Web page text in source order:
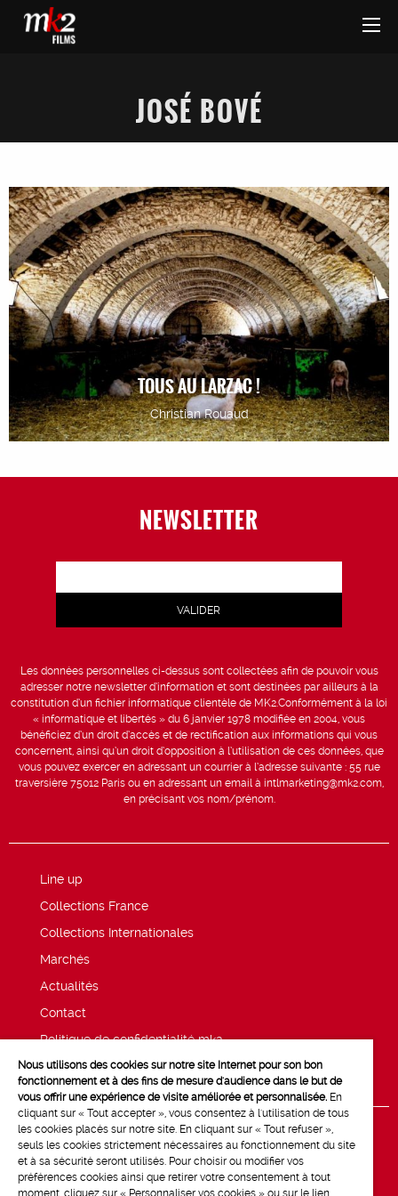
JOSÉ BOVÉ
TOUS AU LARZAC !
Christian Rouaud
NEWSLETTER
Les données personnelles ci-dessus sont collectées afin de pouvoir vous
adresser notre newsletter d’information et sont destinées par ailleurs à la
constitution d’un fichier informatique clientèle de MK2.Conformément à la loi
« informatique et libertés » du 6 janvier 1978 modifiée en 2004, vous
bénéficiez d’un droit d’accès et de rectification aux informations qui vous
concernent, ainsi qu’un droit d’opposition à l’utilisation de ces données, que
vous pouvez exercer en adressant un courrier à l’adresse suivante : 55 rue
traversière 75012 Paris ou en adressant un email à intlmarketing@mk2.com,
en précisant vos nom/prénom.
Line up
Collections France
Collections Internationales
Marchés
Actualités
Contact
Politique de confidentialité mk2
Mentions légales
Nous utilisons des cookies sur notre site Internet pour son bon
fonctionnement et à des fins de mesure d'audience dans le but de
vous offrir une expérience de visite améliorée et personnalisée. En
cliquant sur « Tout accepter », vous consentez à l'utilisation de tous
les cookies placés sur notre site. En cliquant sur « Tout refuser »,
seuls les cookies strictement nécessaires au fonctionnement du site
et à sa sécurité seront utilisés. Pour choisir ou modifier vos
préférences cookies ainsi que retirer votre consentement à tout
moment, cliquez sur « Personnaliser vos cookies » ou sur le lien